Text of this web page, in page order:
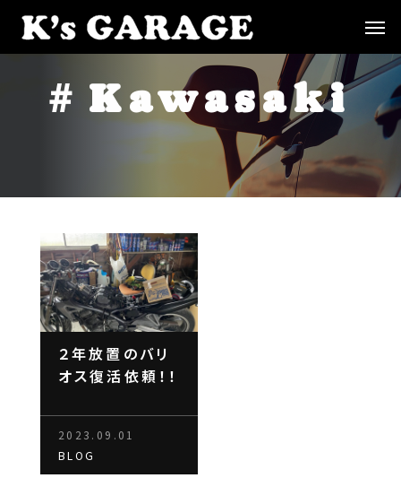
＃ Kawasaki
２年放置のバリ
オス復活依頼！！
2023.09.01
BLOG